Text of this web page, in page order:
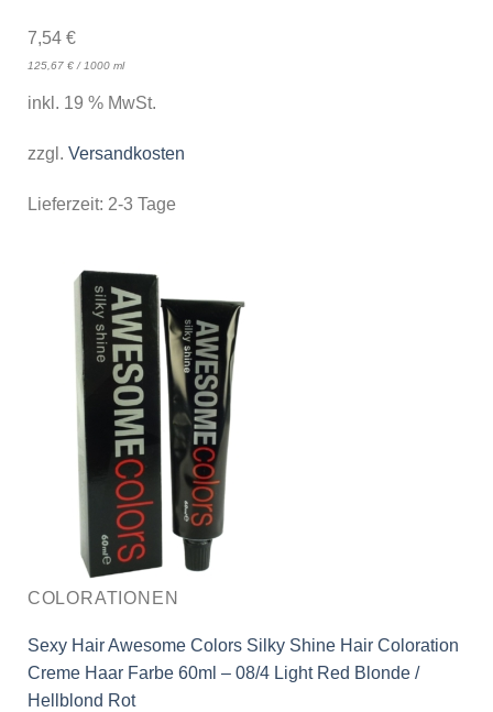
7,54 €
125,67 €/1000 ml
inkl. 19 % MwSt.
zzgl. Versandkosten
Lieferzeit: 2-3 Tage
COLORATIONEN
Sexy Hair Awesome Colors Silky Shine Hair Coloration
Creme Haar Farbe 60ml – 08/4 Light Red Blonde /
Hellblond Rot